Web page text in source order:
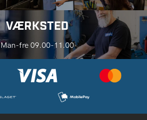
VÆRKSTED
Man-fre 09.00-11.00